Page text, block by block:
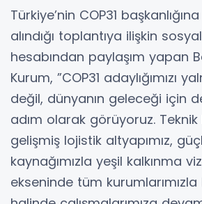
Türkiye’nin COP31
alındığı toplantıya ilişkin
hesabından paylaşım yapan
Kurum, ”COP31 adaylığımızı
değil, dünyanın geleceği için
adım olarak görüyoruz.
gelişmiş lojistik altyapımız,
kaynağımızla yeşil kalkınma
ekseninde tüm